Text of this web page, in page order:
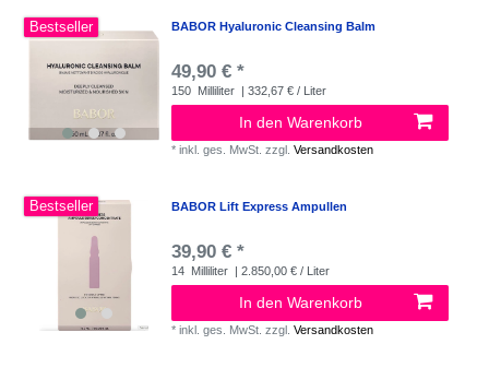
Bestseller BABOR Hyaluronic Cleansing Balm
49,90 € *
150 Milliliter | 332,67 € / Liter
In den Warenkorb
*inkl. ges. MwSt. zzgl.Versandkosten
Bestseller BABOR Lift Express Ampullen
39,90 € *
14 Milliliter | 2.850,00 € / Liter
In den Warenkorb
*inkl. ges. MwSt. zzgl.Versandkosten